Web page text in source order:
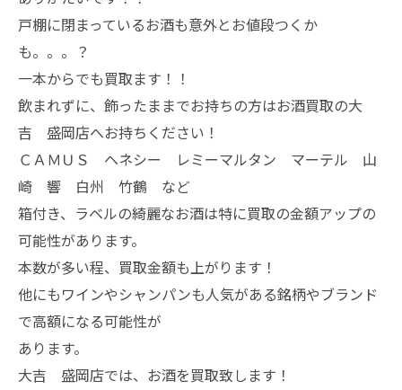
戸棚に閉まっているお酒も意外とお値段つくか
も。。。？
一本からでも買取ます！！
飲まれずに、飾ったままでお持ちの方はお酒買取の大
吉 盛岡店へお持ちください！
ＣＡＭＵＳ ヘネシー レミーマルタン マーテル 山
崎 響 白州 竹鶴 など
箱付き、ラベルの綺麗なお酒は特に買取の金額アップの
可能性があります。
本数が多い程、買取金額も上がります！
他にもワインやシャンパンも人気がある銘柄やブランド
で高額になる可能性が
あります。
大吉 盛岡店では、お酒を買取致します！